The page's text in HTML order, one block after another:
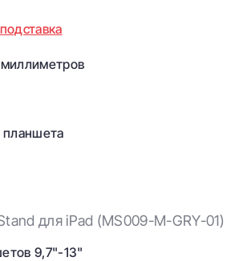
планшета
для iPad (MS009-M-GRY-01)
9,7"-13"